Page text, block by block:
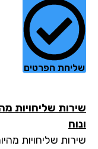
הפרטים
שליחויות מהיום
שליחויות מהיום